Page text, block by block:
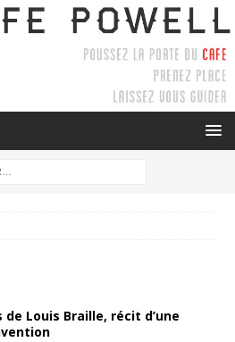
de Louis Braille, récit d’une